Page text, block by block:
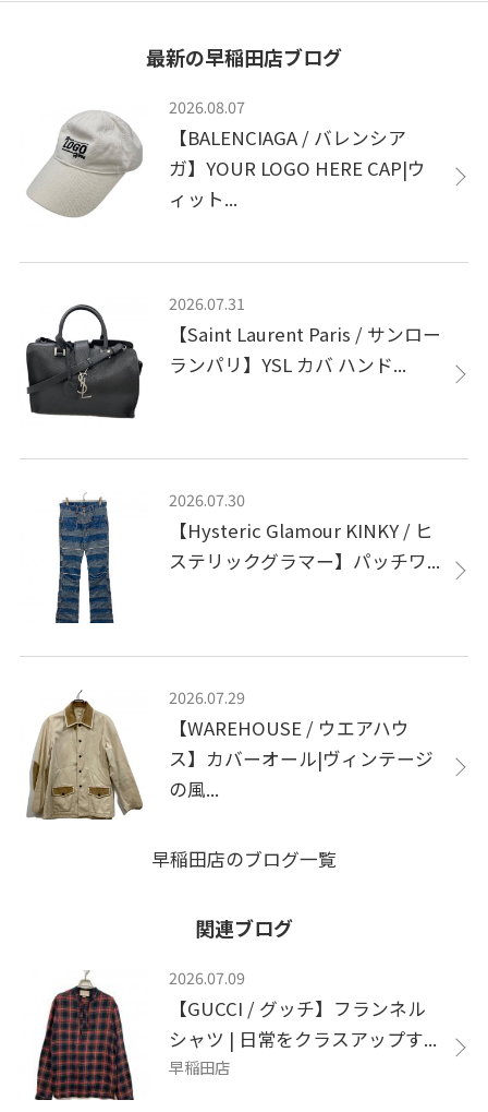
最新の早稲田店ブログ
2026.08.07
【BALENCIAGA / バレンシア
ガ】YOUR LOGO HERE CAP|ウ
ィット...
2026.07.31
【Saint Laurent Paris / サンロー
ランパリ】YSL カバ ハンド...
2026.07.30
【Hysteric Glamour KINKY / ヒ
ステリックグラマー】パッチワ...
2026.07.29
【WAREHOUSE / ウエアハウ
ス】カバーオール|ヴィンテージ
の風...
早稲田店のブログ一覧
関連ブログ
2026.07.09
【GUCCI / グッチ】フランネル
シャツ | 日常をクラスアップす...
早稲田店